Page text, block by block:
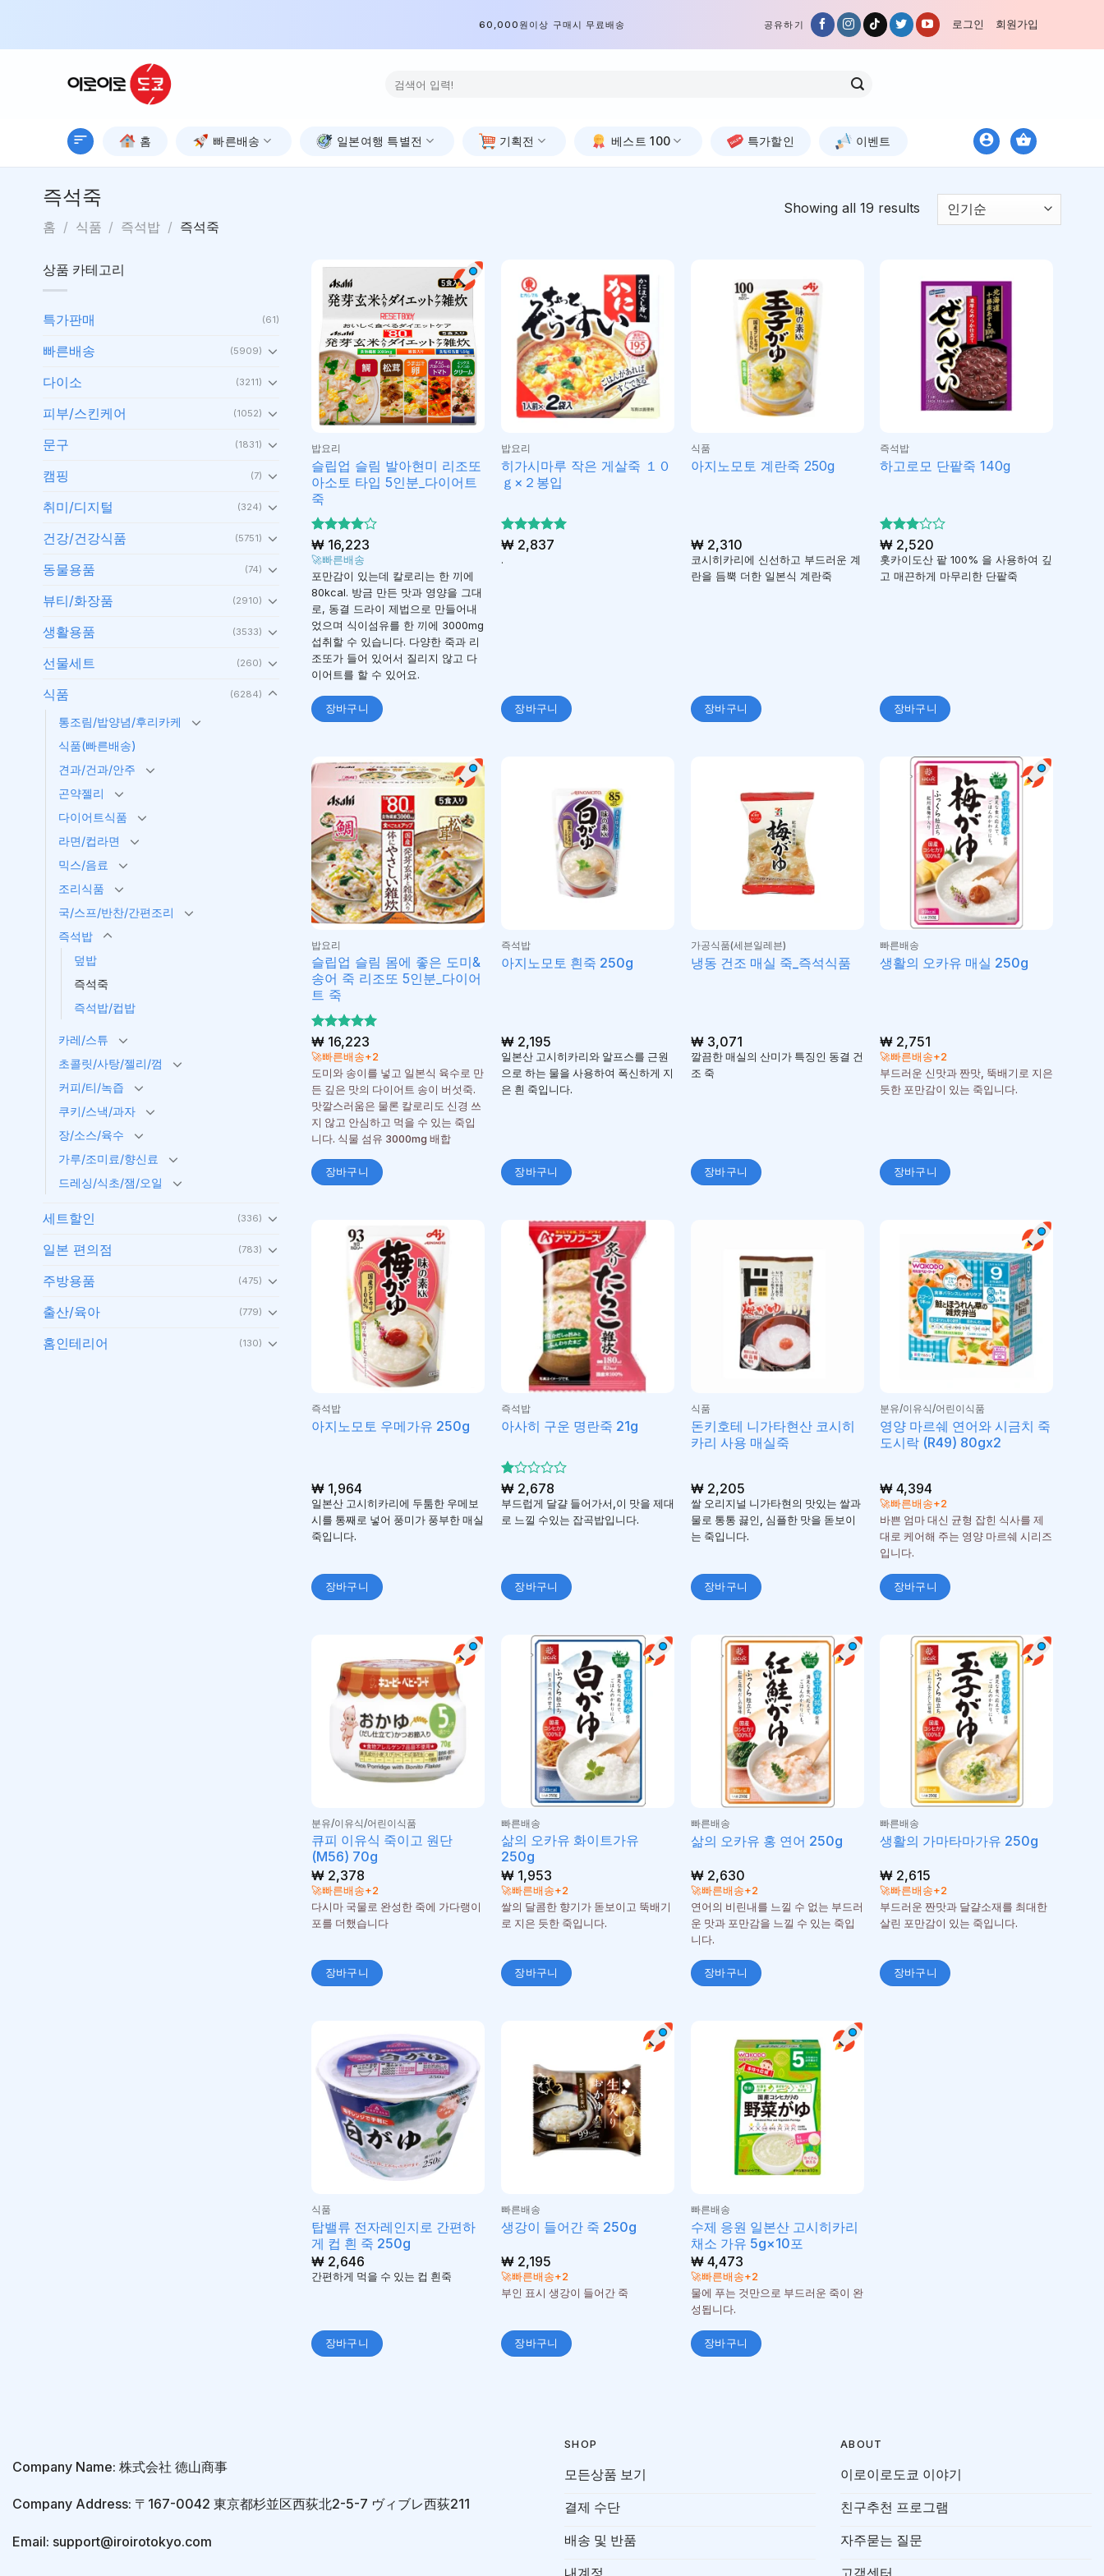
content
60,000원이상 구매시 무료배송 공유하기 로그인 회원가입
색:
홈 빠른배송 일본여행 특별전 기획전 베스트 100 특가할인 이벤트
즉석죽
홈 / 식품 / 즉석밥 / 즉석죽
Showing all 19 results
상품 카테고리
특가판매 (61)
빠른배송 (5909)
다이소 (3211)
피부/스킨케어 (1052)
문구 (1831)
캠핑 (7)
취미/디지털 (324)
건강/건강식품 (5751)
동물용품 (74)
뷰티/화장품 (2910)
생활용품 (3533)
선물세트 (260)
식품 (6284)
통조림/밥양념/후리카케
식품(빠른배송)
견과/건과/안주
곤약젤리
다이어트식품
라면/컵라면
믹스/음료
조리식품
국/스프/반찬/간편조리
즉석밥
덮밥
즉석죽
즉석밥/컵밥
카레/스튜
초콜릿/사탕/젤리/껌
커피/티/녹즙
쿠키/스낵/과자
장/소스/육수
가루/조미료/향신료
드레싱/식초/잼/오일
세트할인 (336)
일본 편의점 (783)
주방용품 (475)
출산/육아 (779)
홈인테리어 (130)
밥요리
슬립업 슬림 발아현미 리조또
아소토 타입 5인분_다이어트
죽
5 중에서
4로 평
가됨
₩ 16,223
🚀빠른배송
포만감이 있는데 칼로리는 한 끼에
80kcal. 방금 만든 맛과 영양을 그대
로, 동결 드라이 제법으로 만들어내
었으며 식이섬유를 한 끼에 3000mg
섭취할 수 있습니다. 다양한 죽과 리
조또가 들어 있어서 질리지 않고 다
이어트를 할 수 있어요.
장바구니
밥요리
히가시마루 작은 게살죽 １０
ｇ×２봉입
5 중에서
로 평가
₩2,837
.
장바구니
식품
아지노모토 계란죽 250g
₩2,310
코시히카리에 신선하고 부드러운 계
란을 듬뿍 더한 일본식 계란죽
장바구니
즉석밥
하고로모 단팥죽 140g
5 중에
서3
로 평
가됨
₩ 2,520
홋카이도산 팥 100% 을 사용하여 깊
고 매끈하게 마무리한 단팥죽
장바구니
밥요리
슬립업 슬림 몸에 좋은 도미&
송어 죽 리조또 5인분_다이어
트 죽
5 중에서
5로 평가
됨
₩ 16,223
🚀빠른배송+2
도미와 송이를 넣고 일본식 육수로 만
든 깊은 맛의 다이어트 송이 버섯죽.
맛깔스러움은 물론 칼로리도 신경 쓰
지 않고 안심하고 먹을 수 있는 죽입
니다. 식물 섬유 3000mg 배합
장바구니
즉석밥
아지노모토 흰죽 250g
₩2,195
일본산 고시히카리와 알프스를 근원
으로 하는 물을 사용하여 폭신하게 지
은 흰 죽입니다.
장바구니
가공식품(세븐일레븐)
냉동 건조 매실 죽_즉석식품
₩3,071
깔끔한 매실의 산미가 특징인 동결 건
조 죽
장바구니
빠른배송
생활의 오카유 매실 250g
₩ 2,751
🚀빠른배송+2
부드러운 신맛과 짠맛, 뚝배기로 지은
듯한 포만감이 있는 죽입니다.
장바구니
즉석밥
아지노모토 우메가유 250g
₩ 1,964
일본산 고시히카리에 두툼한 우메보
시를 통째로 넣어 풍미가 풍부한 매실
죽입니다.
장바구니
즉석밥
아사히 구운 명란죽 21g
5
중
에
서
가
됨
₩2,678
부드럽게 달걀 들어가서,이 맛을 제대
로 느낄 수있는 잡곡밥입니다.
장바구니
식품
돈키호테 니가타현산 코시히
카리 사용 매실죽
₩2,205
쌀 오리지널 니가타현의 맛있는 쌀과
물로 통통 끓인, 심플한 맛을 돋보이
는 죽입니다.
장바구니
분유/이유식/어린이식품
영양 마르쉐 연어와 시금치 죽
도시락 (R49) 80gx2
₩ 4,394
🚀빠른배송+2
바쁜 엄마 대신 균형 잡힌 식사를 제
대로 케어해 주는 영양 마르쉐 시리즈
입니다.
장바구니
분유/이유식/어린이식품
큐피 이유식 죽이고 원단
(M56) 70g
₩ 2,378
🚀빠른배송+2
다시마 국물로 완성한 죽에 가다랭이
포를 더했습니다
장바구니
빠른배송
삶의 오카유 화이트가유
250g
₩1,953
🚀빠른배송+2
쌀의 달콤한 향기가 돋보이고 뚝배기
로 지은 듯한 죽입니다.
장바구니
빠른배송
삶의 오카유 홍 연어 250g
₩2,630
🚀빠른배송+2
연어의 비린내를 느낄 수 없는 부드러
운 맛과 포만감을 느낄 수 있는 죽입
니다.
장바구니
빠른배송
생활의 가마타마가유 250g
₩ 2,615
🚀빠른배송+2
부드러운 짠맛과 달걀소재를 최대한
살린 포만감이 있는 죽입니다.
장바구니
식품
탑밸류 전자레인지로 간편하
게 컵 흰 죽 250g
₩ 2,646
간편하게 먹을 수 있는 컵 흰죽
장바구니
빠른배송
생강이 들어간 죽 250g
₩2,195
🚀빠른배송+2
부인 표시 생강이 들어간 죽
장바구니
빠른배송
수제 응원 일본산 고시히카리
채소 가유 5g×10포
₩4,473
🚀빠른배송+2
물에 푸는 것만으로 부드러운 죽이 완
성됩니다.
장바구니
Company Name: 株式会社 徳山商事
Company Address: 〒167-0042 東京都杉並区西荻北2-5-7 ヴィブレ西荻211
Email: support@iroirotokyo.com
SHOP
모든상품 보기
결제 수단
배송 및 반품
ABOUT
이로이로도쿄 이야기
친구추천 프로그램
자주묻는 질문